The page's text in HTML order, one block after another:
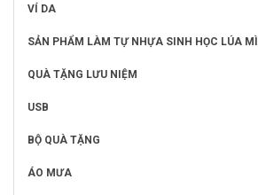
VÍ DA
SẢN PHẨM LÀM TỰ NHỰA SINH HỌC LÚA MÌ
QUÀ TẶNG LƯU NIỆM
USB
BỘ QUÀ TẶNG
ÁO MƯA